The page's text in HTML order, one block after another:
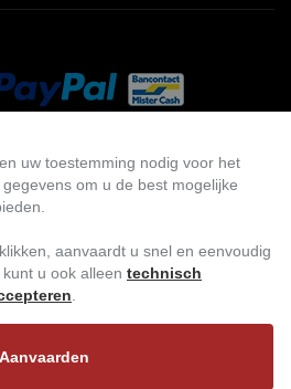
uw toestemming nodig voor het
om u de best mogelijke
aanvaardt u snel en eenvoudig
u ook alleen technisch
Aanvaarden